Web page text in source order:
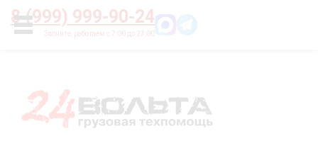
8 (999) 999-90-24
УСЛУГИ
Главная О нас Цены